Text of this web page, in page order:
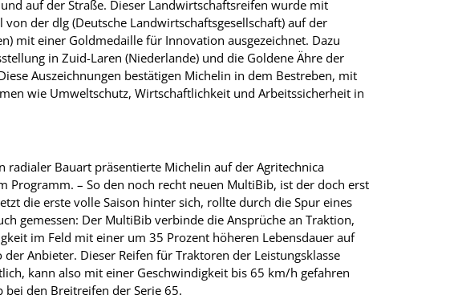
auf der Straße. Dieser Landwirtschaftsreifen wurde mit
der dlg (Deutsche Landwirtschaftsgesellschaft) auf der
mit einer Goldmedaille für Innovation ausgezeichnet. Dazu
in Zuid-Laren (Niederlande) und die Goldene Ähre der
Auszeichnungen bestätigen Michelin in dem Bestreben, mit
wie Umweltschutz, Wirtschaftlichkeit und Arbeitssicherheit in
Bauart präsentierte Michelin auf der Agritechnica
Programm. – So den noch recht neuen MultiBib, ist der doch erst
die erste volle Saison hinter sich, rollte durch die Spur eines
gemessen: Der MultiBib verbinde die Ansprüche an Traktion,
im Feld mit einer um 35 Prozent höheren Lebensdauer auf
Anbieter. Dieser Reifen für Traktoren der Leistungsklasse
kann also mit einer Geschwindigkeit bis 65 km/h gefahren
den Breitreifen der Serie 65.